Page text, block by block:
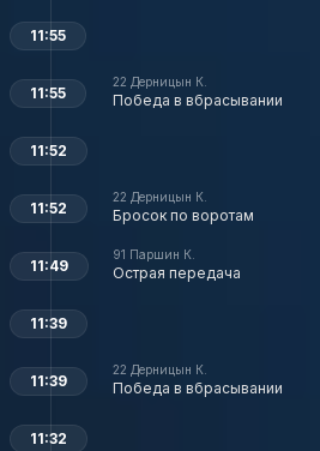
11:55
22 Дерницын К.
Победа в вбрасывании
11:55
11:52
22 Дерницын К.
Бросок по воротам
11:52
91 Паршин К.
Острая передача
11:49
11:39
22 Дерницын К.
Победа в вбрасывании
11:39
11:32